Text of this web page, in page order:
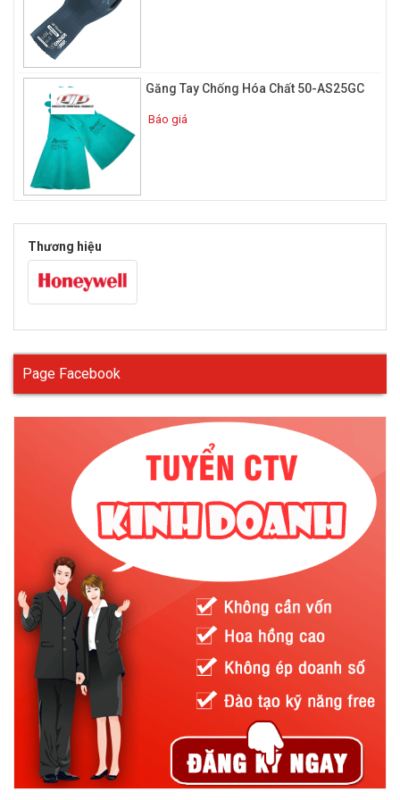
Găng tay chống hóa chất làm từ chất liệu gì ?
Một số loại găng tay chống hóa chất thông thường hay được
người lao động chọn sử dụng:
Găng tay cao su chống hóa chất butyl
Đây là loại găng tay cao su được làm từ cao su tổng hợp, được
sử dụng khi tiếp xúc với hóa chất trong thời gian dài. Chúng có
tác dụng bảo vệ da tay trước các tác nhân như axit nitric, axit
sunfuric, axit hydrochloric, axit HF… Đồng thời chúng còn giúp
chống lại quá trình oxy hóa và ozone ăn mòn, thấm hơi nước,
linh hoạt trong nhiệt độ thấp.
Găng tay cao su chống hóa chất tự nhiên latex
Găng Tay Chống Hóa Chất 50-AS25GC
Báo giá
Thương hiệu
Page Facebook